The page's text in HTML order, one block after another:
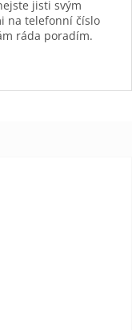
jisti svým
na telefonní číslo
ráda poradím.
5 hvězdiček.
5 hvězdiček.